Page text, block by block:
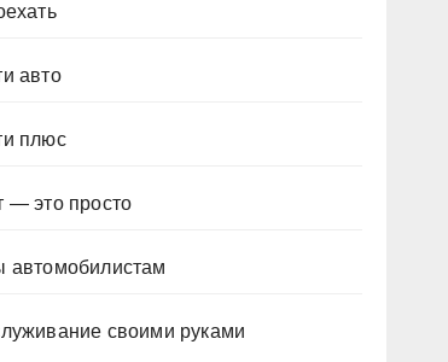
авто
плюс
— это просто
автомобилистам
своими руками